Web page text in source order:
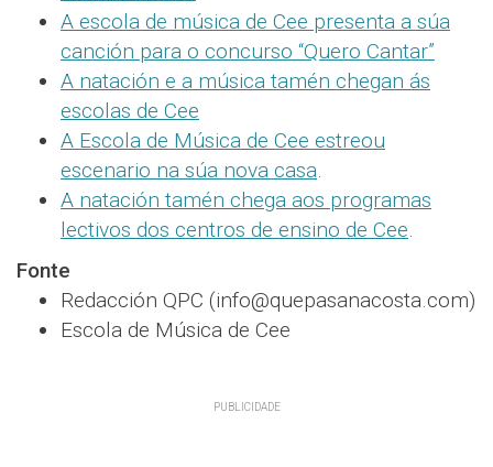
A escola de música de Cee presenta a súa
canción para o concurso “Quero Cantar”
A natación e a música tamén chegan ás
escolas de Cee
A Escola de Música de Cee estreou
escenario na súa nova casa.
A natación tamén chega aos programas
lectivos dos centros de ensino de Cee.
Fonte
Redacción QPC (info@quepasanacosta.com)
Escola de Música de Cee